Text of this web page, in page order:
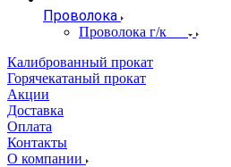
Проволока
Проволока г/к
Калиброванный прокат
Горячекатаный прокат
Акции
Доставка
Оплата
Контакты
О компании